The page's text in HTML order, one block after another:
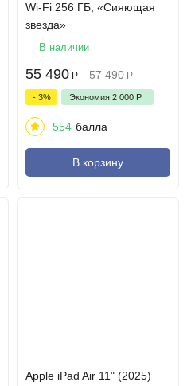
Wi-Fi 256 ГБ, «Сияющая
звезда»
В наличии
55 490 Р 57 490 Р
- 3% Экономия 2 000 Р
554 балла
В корзину
Apple iPad Air 11" (2025)